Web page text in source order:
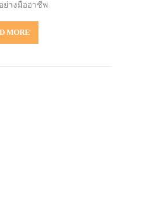
ย่างมืออาชีพ
MORE